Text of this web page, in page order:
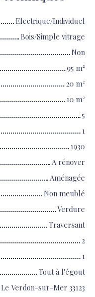
Electrique/Individuel
Bois/Simple vitrage
Non
95 m²
20 m²
10 m²
5
1
1930
A rénover
Aménagée
Non meublé
Verdure
Traversant
2
1
Tout à l'égout
Le Verdon-sur-Mer 33123